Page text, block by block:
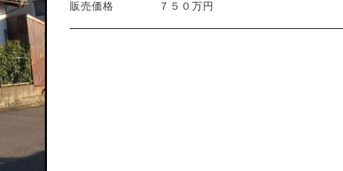
販売価格 ７５０万円